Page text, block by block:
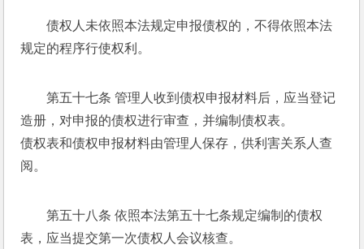
债权人未依照本法规定申报债权的，不得依照本法
规定的程序行使权利。
第五十七条 管理人收到债权申报材料后，应当登记
造册，对申报的债权进行审查，并编制债权表。
债权表和债权申报材料由管理人保存，供利害关系人查
阅。
第五十八条 依照本法第五十七条规定编制的债权
表，应当提交第一次债权人会议核查。